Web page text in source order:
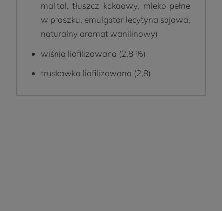
malitol, tłuszcz kakaowy, mleko pełne
w proszku, emulgator lecytyna sojowa,
naturalny aromat wanilinowy)
wiśnia liofilizowana (2,8 %)
truskawka liofilizowana (2,8)